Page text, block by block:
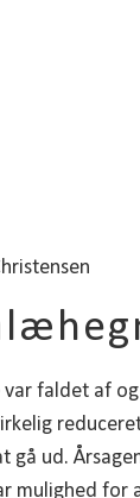
faldet af
ud.
mulighed for